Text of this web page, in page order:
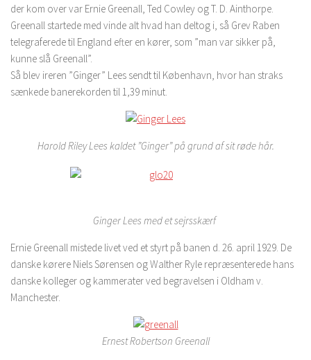
der kom over var Ernie Greenall, Ted Cowley og T. D. Ainthorpe.
Greenall startede med vinde alt hvad han deltog i, så Grev Raben
telegraferede til England efter en kører, som ”man var sikker på,
kunne slå Greenall”.
Så blev ireren ”Ginger” Lees sendt til København, hvor han straks
sænkede banerekorden til 1,39 minut.
Harold Riley Lees kaldet ”Ginger” på grund af sit røde hår.
Ginger Lees med et sejrsskærf
Ernie Greenall mistede livet ved et styrt på banen d. 26. april 1929. De
danske kørere Niels Sørensen og Walther Ryle repræsenterede hans
danske kolleger og kammerater ved begravelsen i Oldham v.
Manchester.
Ernest Robertson Greenall